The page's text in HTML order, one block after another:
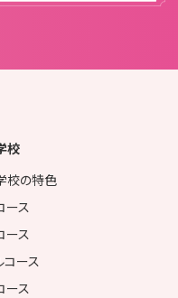
校
校の特色
ース
ース
ース
ース